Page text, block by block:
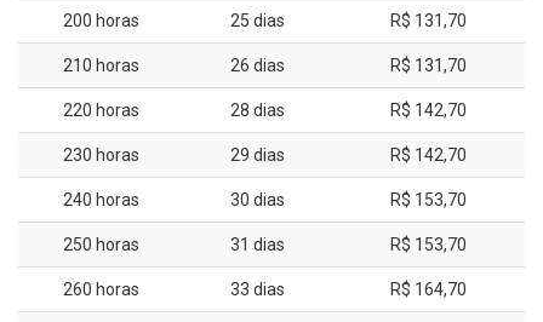
200 horas 25 dias R$ 131,70
210 horas 26 dias R$ 131,70
220 horas 28 dias R$ 142,70
230 horas 29 dias R$ 142,70
240 horas 30 dias R$ 153,70
250 horas 31 dias R$ 153,70
260 horas 33 dias R$ 164,70